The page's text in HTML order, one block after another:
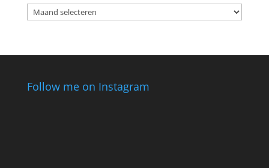
Archieven
Follow me on Instagram